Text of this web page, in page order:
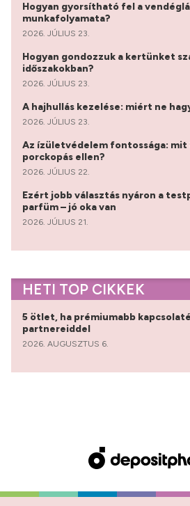
Hogyan gyorsítható fel a
munkafolyamata?
2026. JÚLIUS 23.
Hogyan gondozzuk a kertünket
időszakokban?
2026. JÚLIUS 23.
A hajhullás kezelése: miért ne
2026. JÚLIUS 23.
Az ízületvédelem fontossága:
porckopás ellen?
2026. JÚLIUS 22.
Ezért jobb választás nyáron a
parfüm – jó oka van
2026. JÚLIUS 21.
HETI TOP CIKKEK
5 ötlet, ha prémiumabb
partnereiddel
2026. AUGUSZTUS 6.